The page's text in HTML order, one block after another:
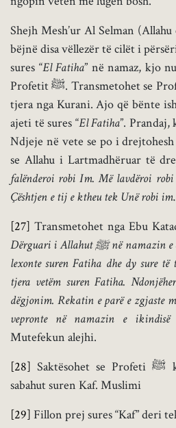
Shejh Mesh’ur Al Selman
bëjnë disa vëllezër të cilët i
sures “El Fatiha” në namaz, kjo
Profetit ﷺ. Transmetohet se Profeti ﷺ përsëriste ajetet e
tjera nga Kurani. Ajo që bënte
ajeti të sures “El Fatiha”. Prandaj,
Ndjeje në vete se po i
se Allahu i Lartmadhëruar të
falënderoi robi Im. Më lavdëroi
Çështjen e tij e ktheu tek Unë robi im
[27] Transmetohet nga Ebu
Dërguari i Allahutﷺnë namazin e
lexonte suren Fatiha dhe dy sure
tjera vetëm suren Fatiha.
dëgjonim. Rekatin e parë e zgjaste
vepronte në namazin e
Mutefekun alejhi.
[28] Saktësohet se Profeti ﷺ ka lexuar në namazin e
sabahut suren Kaf. Muslimi
[29] Fillon prej sures “Kaf” deri